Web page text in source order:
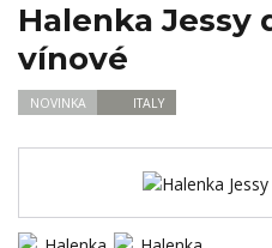
Halenka Jessy
vínové
NOVINKA ITALY